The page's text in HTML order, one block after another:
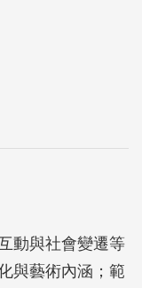
動與社會變遷等
與藝術內涵；範